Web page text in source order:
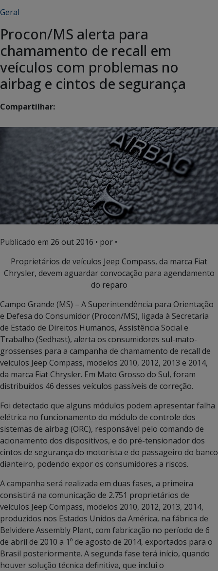
Geral
Procon/MS alerta para
chamamento de recall em
veículos com problemas no
airbag e cintos de segurança
Compartilhar:
Publicado em 26 out 2016 • por •
Proprietários de veículos Jeep Compass, da marca Fiat
Chrysler, devem aguardar convocação para agendamento
do reparo
Campo Grande (MS) – A Superintendência para Orientação
e Defesa do Consumidor (Procon/MS), ligada à Secretaria
de Estado de Direitos Humanos, Assistência Social e
Trabalho (Sedhast), alerta os consumidores sul-mato-
grossenses para a campanha de chamamento de recall de
veículos Jeep Compass, modelos 2010, 2012, 2013 e 2014,
da marca Fiat Chrysler. Em Mato Grosso do Sul, foram
distribuídos 46 desses veículos passíveis de correção.
Foi detectado que alguns módulos podem apresentar falha
elétrica no funcionamento do módulo de controle dos
sistemas de airbag (ORC), responsável pelo comando de
acionamento dos dispositivos, e do pré-tensionador dos
cintos de segurança do motorista e do passageiro do banco
dianteiro, podendo expor os consumidores a riscos.
A campanha será realizada em duas fases, a primeira
consistirá na comunicação de 2.751 proprietários de
veículos Jeep Compass, modelos 2010, 2012, 2013, 2014,
produzidos nos Estados Unidos da América, na fábrica de
Belvidere Assembly Plant, com fabricação no período de 6
de abril de 2010 a 1º de agosto de 2014, exportados para o
Brasil posteriormente. A segunda fase terá início, quando
houver solução técnica definitiva, que inclui o